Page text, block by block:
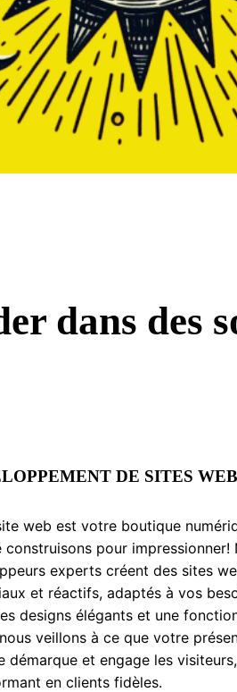
dans des
DE SITES WEB
web est votre boutique
construisons pour impressionner!
experts créent des sites
et réactifs, adaptés à vos
designs élégants et une
veillons à ce que votre
démarque et engage les
en clients fidèles.